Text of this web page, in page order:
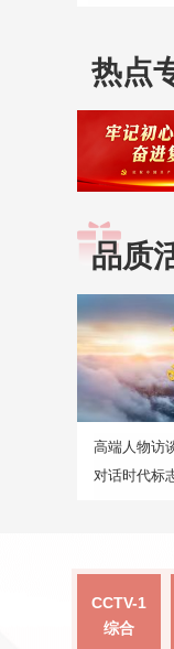
热点
品质
高端人物访
对话时代标
CCTV-1
综合